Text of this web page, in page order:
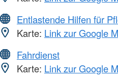
Entlastende Hilfen für
Karte: Link zur Google
Fahrdienst
Karte: Link zur Google